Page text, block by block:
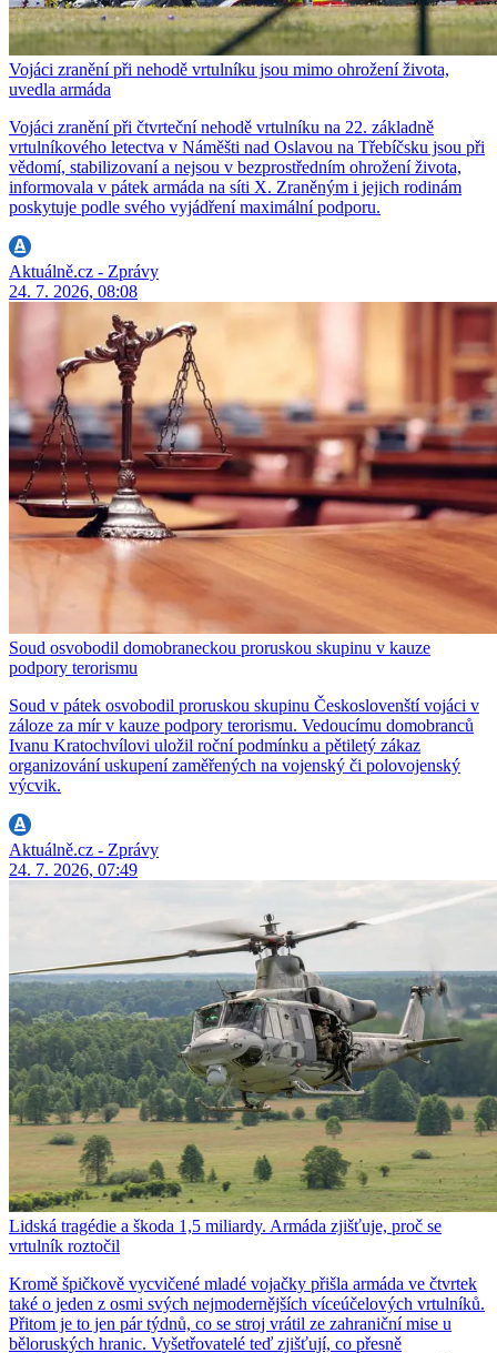
Vojáci zranění při nehodě vrtulníku jsou mimo ohrožení života,
uvedla armáda
Vojáci zranění při čtvrteční nehodě vrtulníku na 22. základně
vrtulníkového letectva v Náměšti nad Oslavou na Třebíčsku jsou při
vědomí, stabilizovaní a nejsou v bezprostředním ohrožení života,
informovala v pátek armáda na síti X. Zraněným i jejich rodinám
poskytuje podle svého vyjádření maximální podporu.
Aktuálně.cz - Zprávy
24. 7. 2026, 08:08
Soud osvobodil domobraneckou proruskou skupinu v kauze
podpory terorismu
Soud v pátek osvobodil proruskou skupinu Českoslovenští vojáci v
záloze za mír v kauze podpory terorismu. Vedoucímu domobranců
Ivanu Kratochvílovi uložil roční podmínku a pětiletý zákaz
organizování uskupení zaměřených na vojenský či polovojenský
výcvik.
Aktuálně.cz - Zprávy
24. 7. 2026, 07:49
Lidská tragédie a škoda 1,5 miliardy. Armáda zjišťuje, proč se
vrtulník roztočil
Kromě špičkově vycvičené mladé vojačky přišla armáda ve čtvrtek
také o jeden z osmi svých nejmodernějších víceúčelových vrtulníků.
Přitom je to jen pár týdnů, co se stroj vrátil ze zahraniční mise u
běloruských hranic. Vyšetřovatelé teď zjišťují, co přesně